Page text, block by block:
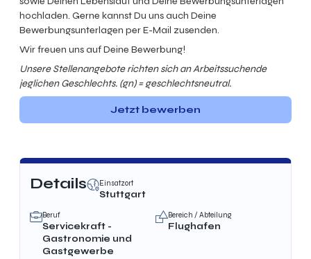
hochladen. Gerne kannst Du uns auch Deine
Bewerbungsunterlagen per E-Mail zusenden.
Wir freuen uns auf Deine Bewerbung!
Unsere Stellenangebote richten sich an Arbeitssuchende
jeglichen Geschlechts. (gn) = geschlechtsneutral.
Jetzt bewerben
Details Einsatzort
Stuttgart
Beruf
Servicekraft -
Gastronomie und
Gastgewerbe
Bereich / Abteilung
Flughafen